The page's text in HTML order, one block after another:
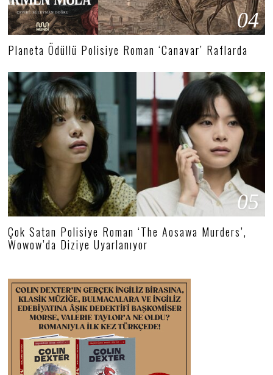
04
Planeta Ödüllü Polisiye Roman ‘Canavar’ Raflarda
05
Çok Satan Polisiye Roman ‘The Aosawa Murders’,
Wowow’da Diziye Uyarlanıyor